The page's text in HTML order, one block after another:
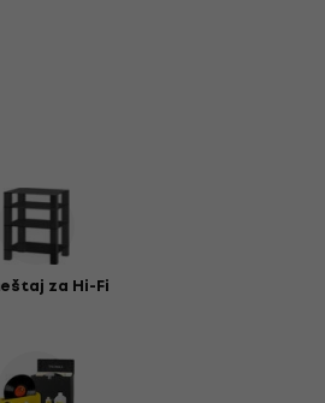
za Hi-Fi